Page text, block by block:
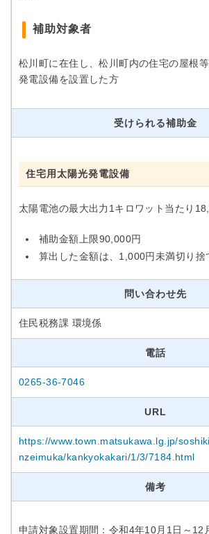
補助対象者
松川町に在住し、松川町内の住宅の屋根
発電設備を設置した方
受けられる補助金
住宅用太陽光発電設備
太陽電池の最大出力1キロワット当たり
補助金額上限90,000円
算出した金額は、1,000円未満切り捨
問い合わせ先
住民税務課 環境係
電話
0265-36-7046
URL
https://www.town.matsukawa.lg.jp/
nzeimuka/kankyokakari/1/3/7184.html
備考
申請対象設置期間：令和4年10月1日～12